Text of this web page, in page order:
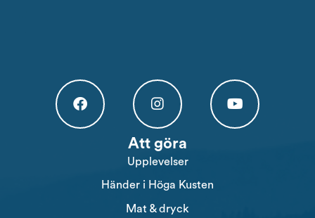
Högakusten Facebook (opens in a new tab)
Högakusten Instagram (opens in a
Att göra
Upplevelser
Händer i Höga Kusten
Mat & dryck